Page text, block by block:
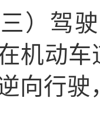
驾驶
机动
向行驶